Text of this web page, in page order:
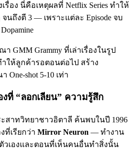
เรื่อง นี่คือเหตุผลที่ Netflix Series ทำให้
จนถึงตี 3 — เพราะแต่ละ Episode จบ
GMM Grammy ที่เล่าเรื่องในรูป
ทำให้ลูกค้ารอตอนต่อไป สร้าง
One-shot 5-10 เท่า
ที่ “ลอกเลียน” ความรู้สึก
สาทวิทยาชาวอิตาลี ค้นพบในปี 1996
ที่เรียกว่า Mirror Neuron — ทำงาน
วเองและตอนที่เห็นคนอื่นทำสิ่งนั้น